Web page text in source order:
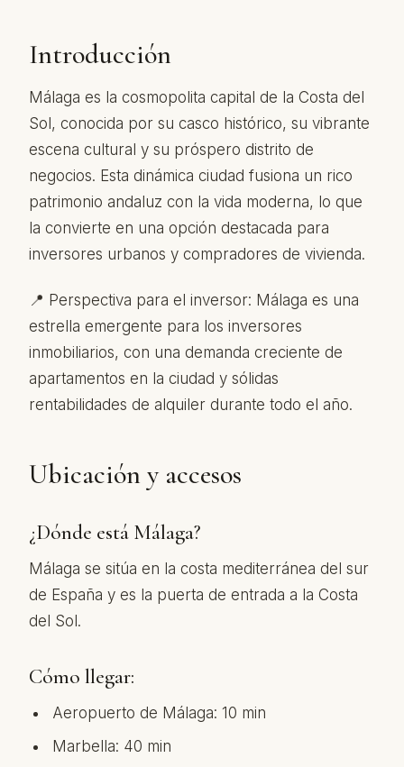
Introducción
Málaga es la cosmopolita capital de la Costa del
Sol, conocida por su casco histórico, su vibrante
escena cultural y su próspero distrito de
negocios. Esta dinámica ciudad fusiona un rico
patrimonio andaluz con la vida moderna, lo que
la convierte en una opción destacada para
inversores urbanos y compradores de vivienda.
📍 Perspectiva para el inversor: Málaga es una
estrella emergente para los inversores
inmobiliarios, con una demanda creciente de
apartamentos en la ciudad y sólidas
rentabilidades de alquiler durante todo el año.
Ubicación y accesos
¿Dónde está Málaga?
Málaga se sitúa en la costa mediterránea del sur
de España y es la puerta de entrada a la Costa
del Sol.
Cómo llegar:
Aeropuerto de Málaga: 10 min
Marbella: 40 min